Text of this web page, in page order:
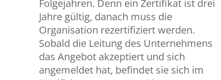
Folgejahren. Denn ein Zertifikat ist drei
Jahre gültig, danach muss die
Organisation rezertifiziert werden.
Sobald die Leitung des Unternehmens
das Angebot akzeptiert und sich
angemeldet hat, befindet sie sich im